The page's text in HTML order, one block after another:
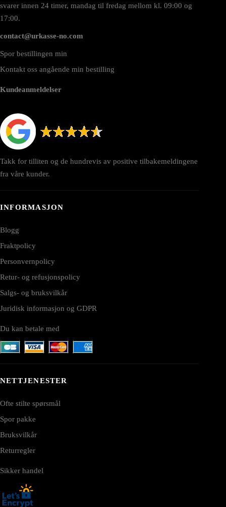
svarer innen 24 timer, mandag til fredag mellom kl. 09:00 og
17:00.
contact@urkasse-no.com
Spor bestillingen min
Kontakt oss angående min bestilling
Kundeanmeldelser
Takk for tilliten og de hundrevis av positive tilbakemeldingene
fra våre kunder.
INFORMASJON
Blogg
Fraktpolicy
Personvernpolicy
Retur- og refusjonspolicy
Salgs- og bruksvilkår
Juridisk informasjon og GDPR
Du kan betale med
NETTJENESTER
Ofte stilte spørsmål
Spor pakke
Bruksvilkår
Returregler
Sikker handel